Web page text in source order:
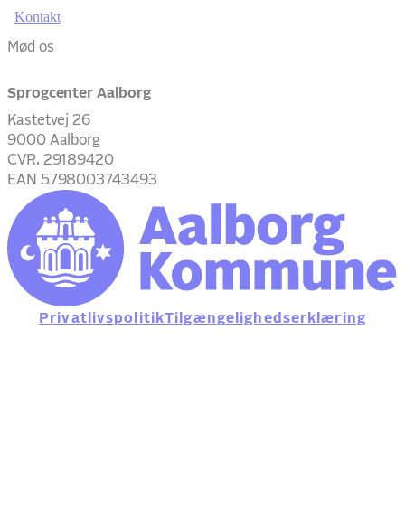
Kontakt
Mød os
Sprogcenter Aalborg
Kastetvej 26
9000 Aalborg
CVR. 29189420
EAN 5798003743493
PrivatlivspolitikTilgængelighedserklæring